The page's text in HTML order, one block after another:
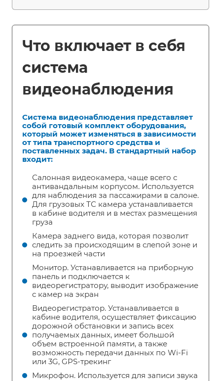
Что включает в себя
система
видеонаблюдения
Система видеонаблюдения представляет
собой готовый комплект оборудования,
который может изменяться в зависимости
от типа транспортного средства и
поставленных задач. В стандартный набор
входит:
Салонная видеокамера, чаще всего с
антивандальным корпусом. Используется
для наблюдения за пассажирами в салоне.
Для грузовых ТС камера устанавливается
в кабине водителя и в местах размещения
груза
Камера заднего вида, которая позволит
следить за происходящим в слепой зоне и
на проезжей части
Монитор. Устанавливается на приборную
панель и подключается к
видеорегистратору, выводит изображение
с камер на экран
Видеорегистратор. Устанавливается в
кабине водителя, осуществляет фиксацию
дорожной обстановки и запись всех
получаемых данных, имеет большой
объем встроенной памяти, а также
возможность передачи данных по Wi-Fi
или 3G, GPS-трекинг
Микрофон. Используется для записи звука